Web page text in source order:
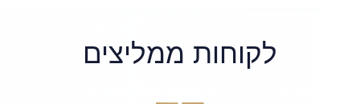
לקוחות ממליצים